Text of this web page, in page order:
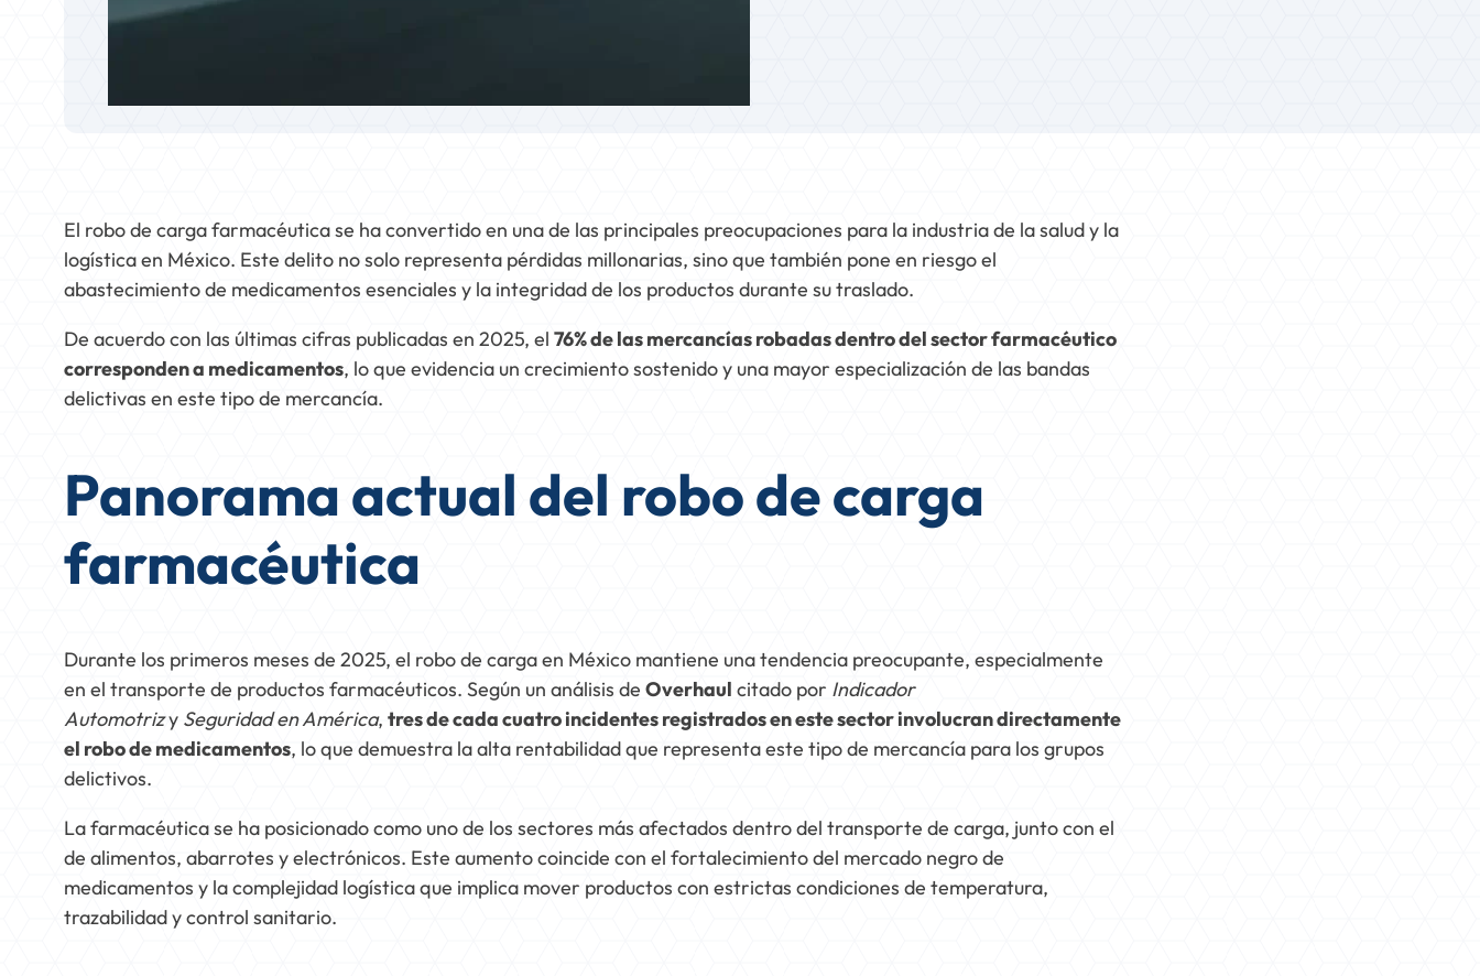
El robo de carga farmacéutica se ha convertido en una de las principales preocupaciones para la industria de la salud y la
logística en México. Este delito no solo representa pérdidas millonarias, sino que también pone en riesgo el
abastecimiento de medicamentos esenciales y la integridad de los productos durante su traslado.
De acuerdo con las últimas cifras publicadas en 2025, el 76% de las mercancías robadas dentro del sector farmacéutico
corresponden a medicamentos, lo que evidencia un crecimiento sostenido y una mayor especialización de las bandas
delictivas en este tipo de mercancía.
Panorama actual del robo de carga
farmacéutica
Durante los primeros meses de 2025, el robo de carga en México mantiene una tendencia preocupante, especialmente
en el transporte de productos farmacéuticos. Según un análisis de Overhaul citado por Indicador
Automotrizy Seguridad en América, tres de cada cuatro incidentes registrados en este sector involucran directamente
el robo de medicamentos, lo que demuestra la alta rentabilidad que representa este tipo de mercancía para los grupos
delictivos.
La farmacéutica se ha posicionado como uno de los sectores más afectados dentro del transporte de carga, junto con el
de alimentos, abarrotes y electrónicos. Este aumento coincide con el fortalecimiento del mercado negro de
medicamentos y la complejidad logística que implica mover productos con estrictas condiciones de temperatura,
trazabilidad y control sanitario.